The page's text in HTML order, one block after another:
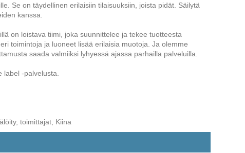
Se on täydellinen erilaisiin tilaisuuksiin, joista pidät. Säilytä
kanssa.
on loistava tiimi, joka suunnittelee ja tekee tuotteesta
toimintoja ja luoneet lisää erilaisia ​​muotoja. Ja olemme
saada valmiiksi lyhyessä ajassa parhailla palveluilla.
-palvelusta.
toimittajat, Kiina